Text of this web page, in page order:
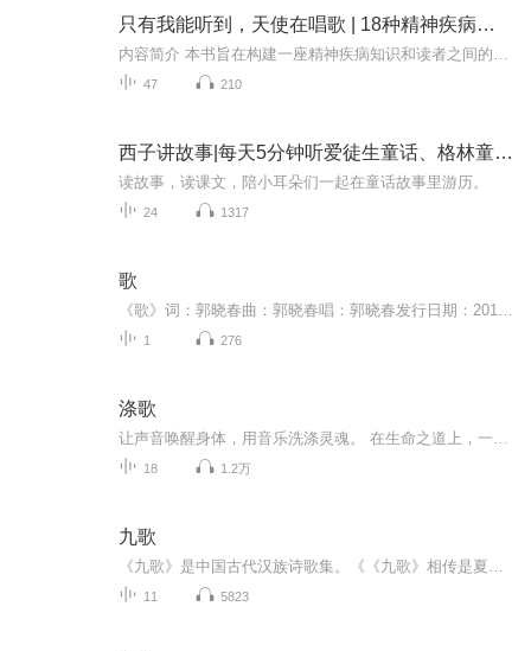
只有我能听到，天使在唱歌 | 18种精神疾病科普 | 心理健康科普
47 210
西子讲故事|每天5分钟听爱徒生童话、格林童话等
读故事，读课文，陪小耳朵们一起在童话故事里游历。
24 1317
歌
1 276
涤歌
18 1.2万
九歌
11 5823